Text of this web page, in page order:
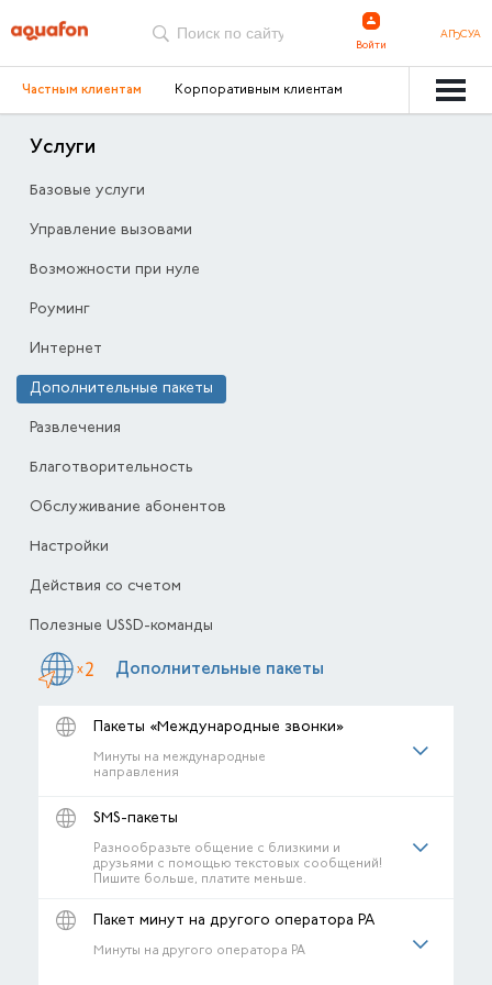
Войти
АҦСУА
Частным клиентам Корпоративным клиентам
Услуги
Базовые услуги
Управление вызовами
Возможности при нуле
Роуминг
Интернет
Дополнительные пакеты
Развлечения
Благотворительность
Обслуживание абонентов
Настройки
Действия со счетом
Полезные USSD-команды
Дополнительные пакеты
Пакеты «Международные звонки»
Минуты на международные
направления
SMS-пакеты
Разнообразьте общение с близкими и
друзьями с помощью текстовых сообщений!
Пишите больше, платите меньше.
Пакет минут на другого оператора РА
Минуты на другого оператора РА